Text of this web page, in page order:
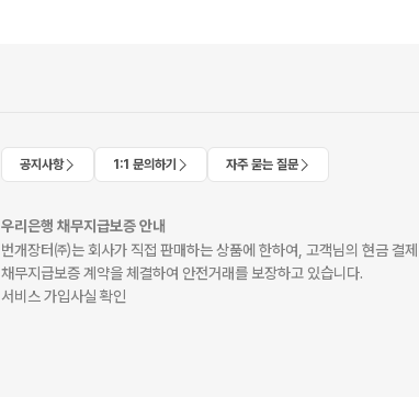
공지사항 1:1 문의하기 자주 묻는 질문
우리은행 채무지급보증 안내
번개장터㈜는 회사가 직접 판매하는 상품에 한하여, 고객님의 현금 결
채무지급보증 계약을 체결하여 안전거래를 보장하고 있습니다.
서비스 가입사실 확인